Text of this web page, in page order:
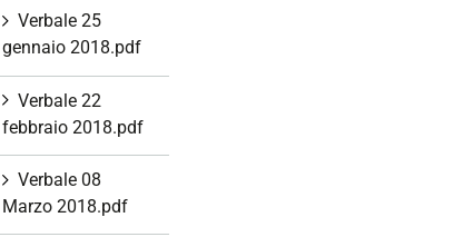
Verbale 25
gennaio 2018.pdf
Verbale 22
febbraio 2018.pdf
Verbale 08
Marzo 2018.pdf